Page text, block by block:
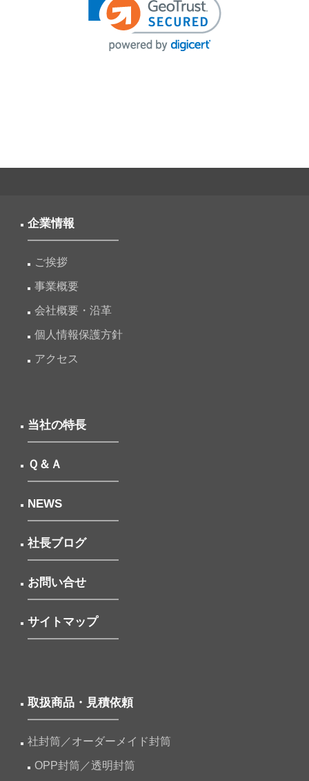
企業情報
ご挨拶
事業概要
会社概要・沿革
個人情報保護方針
アクセス
当社の特長
Ｑ＆Ａ
NEWS
社長ブログ
お問い合せ
サイトマップ
取扱商品・見積依頼
社封筒／オーダーメイド封筒
OPP封筒／透明封筒